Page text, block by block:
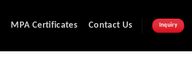
MPA Certificates Contact Us Inquiry